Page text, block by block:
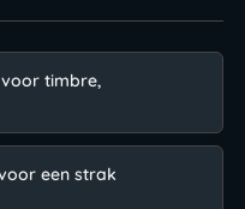
voor timbre,
een strak